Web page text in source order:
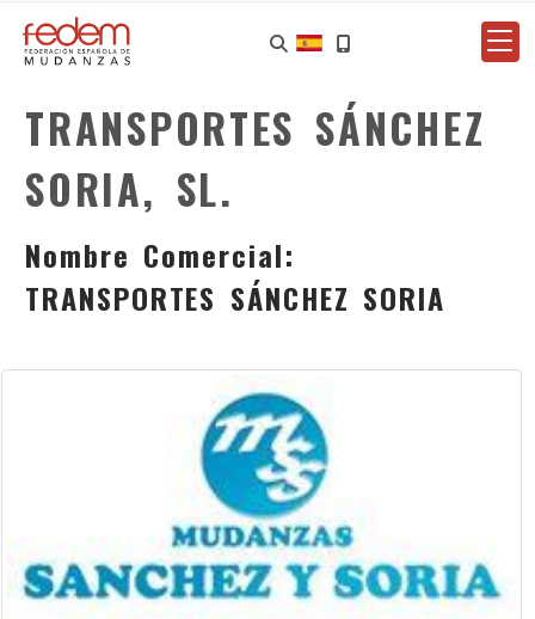
TRANSPORTES SÁNCHEZ
SORIA, SL.
Nombre Comercial:
TRANSPORTES SÁNCHEZ SORIA